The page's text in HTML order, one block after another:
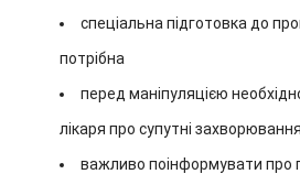
спеціальна підготовка до
потрібна
перед маніпуляцією
лікаря про супутні захворювання
важливо поінформувати про